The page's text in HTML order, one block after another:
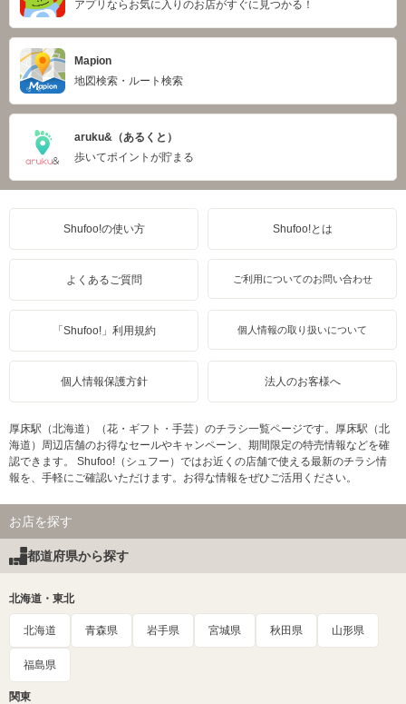
アプリならお気に入りのお店がすぐに見つかる！
Mapion
地図検索・ルート検索
aruku&（あるくと）
歩いてポイントが貯まる
Shufoo!の使い方 Shufoo!とは
よくあるご質問 ご利用についてのお問い合わせ
「Shufoo!」利用規約 個人情報の取り扱いについて
個人情報保護方針 法人のお客様へ
厚床駅（北海道）（花・ギフト・手芸）のチラシ一覧ページです。厚床駅（北
海道）周辺店舗のお得なセールやキャンペーン、期間限定の特売情報などを確
認できます。 Shufoo!（シュフー）ではお近くの店舗で使える最新のチラシ情
報を、手軽にご確認いただけます。お得な情報をぜひご活用ください。
お店を探す
都道府県から探す
北海道・東北
北海道 青森県 岩手県 宮城県 秋田県 山形県
福島県
関東